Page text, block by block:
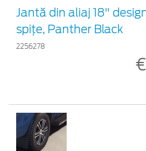
Jantă din aliaj 18"
spițe, Panther Black
2256278